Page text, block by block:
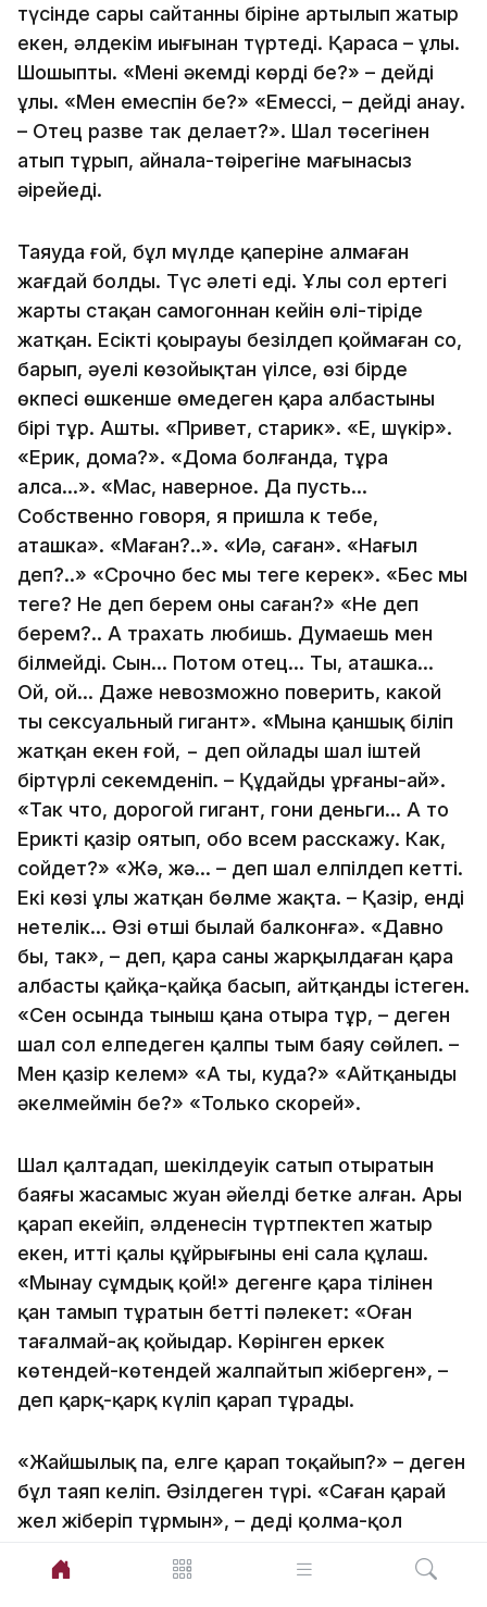
түсінде сары сайтанның біріне артылып жатыр
екен, әлдекім иығынан түртеді. Қараса – ұлы.
Шошыпты. «Менің әкемді көрдің бе?» – дейді
ұлы. «Мен емеспін бе?» «Емессің, – дейді анау.
– Отец разве так делает?». Шал төсегінен
атып тұрып, айнала-төңірегіне мағынасыз
әңірейеді.
Таяуда ғой, бұл мүлде қаперіне алмаған
жағдай болды. Түс әлеті еді. Ұлы сол ертеңгі
жарты стақан самогоннан кейін өлі-тіріде
жатқан. Есіктің қоңырауы безілдеп қоймаған соң,
барып, әуелі көзойықтан үңілсе, өзі бірде
өкпесі өшкенше өңмеңдеген қара албастының
бірі тұр. Ашты. «Привет, старик». «Е, шүкір».
«Ерик, дома?». «Дома болғанда, тұра
алса…». «Мас, наверное. Да пусть…
Собственно говоря, я пришла к тебе,
аташка». «Маған?..». «Иә, саған». «Нағыл
деп?..» «Срочно бес мың теңге керек». «Бес мың
теңге? Не деп берем оны саған?» «Не деп
берем?.. А трахать любишь. Думаешь мен
білмейді. Сын… Потом отец… Ты, аташка…
Ой, ой… Даже невозможно поверить, какой
ты сексуальный гигант». «Мына қаншық біліп
жатқан екен ғой, − деп ойлады шал іштей
біртүрлі секемденіп. – Құдайдың ұрғаны-ай».
«Так что, дорогой гигант, гони деньги… А то
Ерикті қазір оятып, обо всем расскажу. Как,
сойдет?» «Жә, жә… – деп шал елпілдеп кетті.
Екі көзі ұлы жатқан бөлме жақта. – Қазір, енді
нетелік… Өзің өтші былай балконға». «Давно
бы, так», – деп, қара саны жарқылдаған қара
албасты қайқаң-қайқаң басып, айтқанды істеген.
«Сен осында тыныш қана отыра тұр, – деген
шал сол елпеңдеген қалпы тым баяу сөйлеп. –
Мен қазір келем» «А ты, куда?» «Айтқаныңды
әкелмеймін бе?» «Только скорей».
Шал қалтаңдап, шекілдеуік сатып отыратын
баяғы жасамыс жуан әйелді бетке алған. Ары
қарап еңкейіп, әлденесін түртпектеп жатыр
екен, иттің қалың құйрығының ені сала құлаш.
«Мынау сұмдық қой!» дегенге қара тілінен
қан тамып тұратын бетті пәлекет: «Оған
таңғалмай-ақ қойыңдар. Көрінген еркек
көтендей-көтендей жалпайтып жіберген», –
деп қарқ-қарқ күліп қарап тұрады.
«Жайшылық па, елге қарап тоңқайып?» – деген
бұл таяп келіп. Әзілдеген түрі. «Саған қарай
жел жіберіп тұрмын», – деді қолма-қол
осып жауап қайтаруға шақ қалып, өйтпеді. Ісі